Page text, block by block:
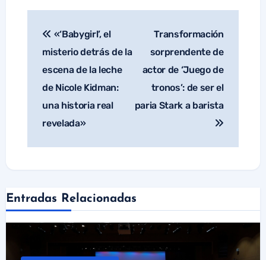
Navegación
«‘Babygirl’, el
misterio detrás de la
escena de la leche
de Nicole Kidman:
una historia real
revelada»
Transformación
sorprendente de
actor de ‘Juego de
tronos’: de ser el
paria Stark a barista
Entradas Relacionadas